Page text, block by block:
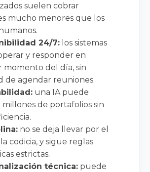
suelen cobrar
mucho menores que los
24/7: los sistemas
y responder en
momento del día, sin
de agendar reuniones.
una IA puede
de portafolios sin
no se deja llevar por el
codicia, y sigue reglas
estrictas.
técnica: puede